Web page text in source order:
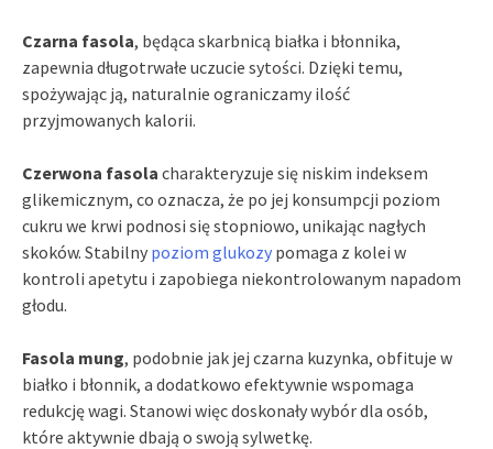
Czarna fasola, będąca skarbnicą białka i błonnika,
zapewnia długotrwałe uczucie sytości. Dzięki temu,
spożywając ją, naturalnie ograniczamy ilość
przyjmowanych kalorii.
Czerwona fasola charakteryzuje się niskim indeksem
glikemicznym, co oznacza, że po jej konsumpcji poziom
cukru we krwi podnosi się stopniowo, unikając nagłych
skoków. Stabilny poziom glukozy pomaga z kolei w
kontroli apetytu i zapobiega niekontrolowanym napadom
głodu.
Fasola mung, podobnie jak jej czarna kuzynka, obfituje w
białko i błonnik, a dodatkowo efektywnie wspomaga
redukcję wagi. Stanowi więc doskonały wybór dla osób,
które aktywnie dbają o swoją sylwetkę.